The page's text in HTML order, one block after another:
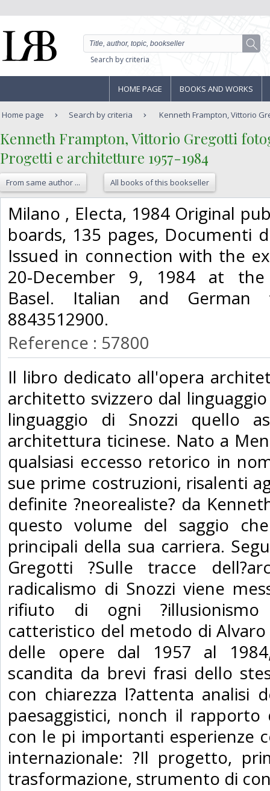
Search by criteria
HOME PAGE BOOKS AND WORKS
Home page Search by criteria Kenneth Frampton, Vittorio
‎Kenneth Frampton, Vittorio Gregotti
‎Progetti e architetture 1957-1984‎
From same author ... All books of this bookseller
‎Milano , Electa, 1984 Original
boards, 135 pages, Documenti
Issued in connection with the
20-December 9, 1984 at the
Basel. Italian and
8843512900.‎
Reference : 57800
‎Il libro dedicato all'opera
architetto svizzero dal
linguaggio di Snozzi quello
architettura ticinese. Nato a
qualsiasi eccesso retorico in
sue prime costruzioni, risalenti
definite ?neorealiste? da
questo volume del saggio
principali della sua carriera.
Gregotti ?Sulle tracce
radicalismo di Snozzi viene
rifiuto di ogni ?illusionismo
catteristico del metodo di
delle opere dal 1957 al
scandita da brevi frasi dello
con chiarezza l?attenta analisi
paesaggistici, nonch il
con le pi importanti esperienze
internazionale: ?Il progetto,
trasformazione, strumento di